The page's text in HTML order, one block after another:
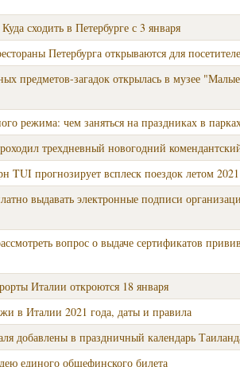
сходить в Петербурге с 3 января
Петербурга открываются для
предметов-загадок открылась в музее
режима: чем заняться на праздниках в
трехдневный новогодний
TUI прогнозирует всплеск поездок летом
выдавать электронные подписи
вопрос о выдаче сертификатов
Италии откроются 18 января
в Италии 2021 года, даты и правила
добавлены в праздничный календарь
единого общефинского билета